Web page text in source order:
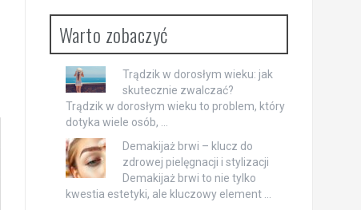
Warto zobaczyć
Trądzik w dorosłym wieku: jak
skutecznie zwalczać?
Trądzik w dorosłym wieku to problem, który
dotyka wiele osób, …
Demakijaż brwi – klucz do
zdrowej pielęgnacji i stylizacji
Demakijaż brwi to nie tylko
kwestia estetyki, ale kluczowy element …